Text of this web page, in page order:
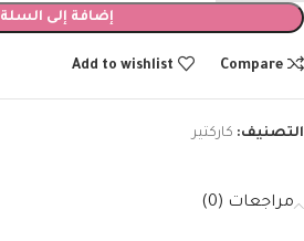
إضافة إلى السلة
Compare
Add to wishlist
التصنيف: كاركتير
مراجعات (0)